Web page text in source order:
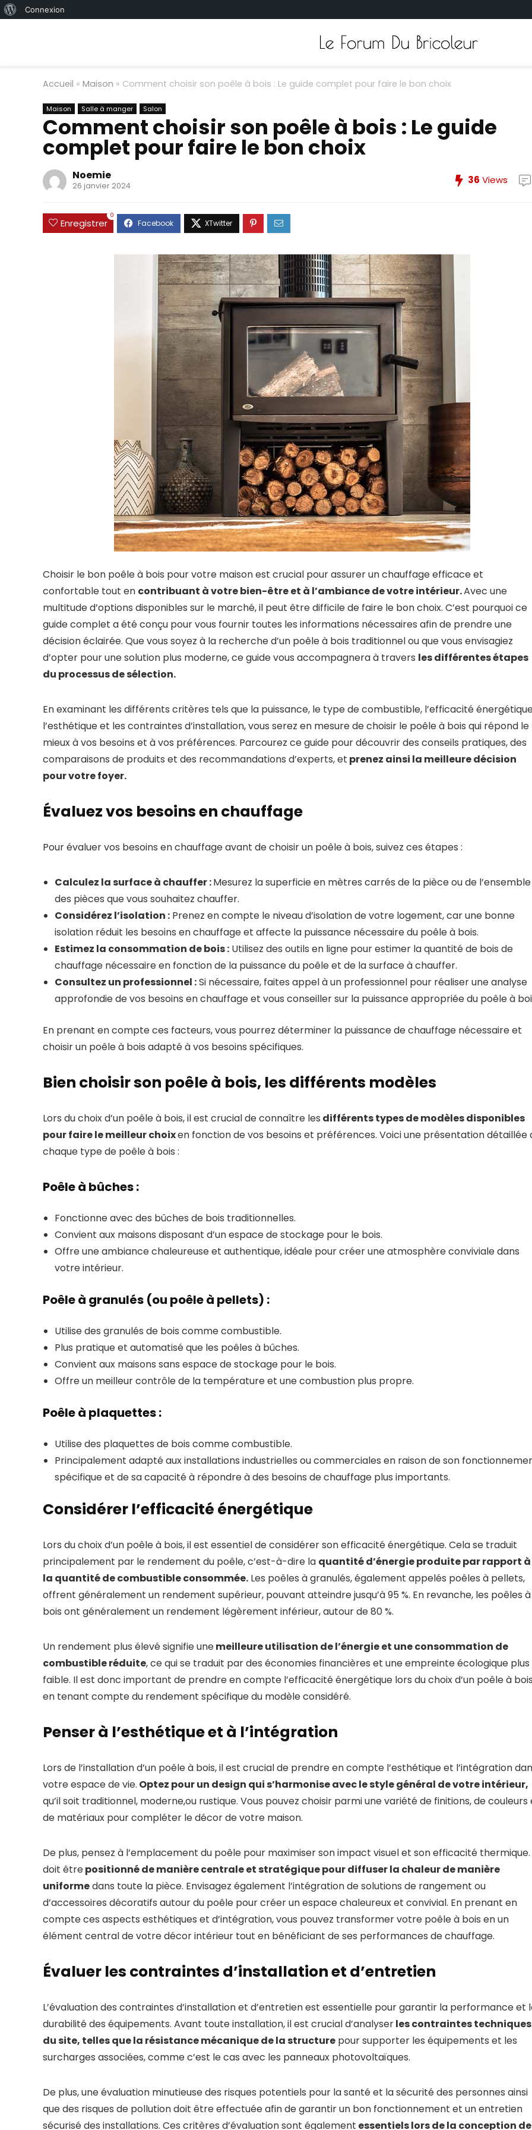
Connexion
Accueil » Maison » Comment choisir son poêle à bois : Le guide complet pour faire le bon choix
Maison Salle à manger Salon
Comment choisir son poêle à bois : Le guide
complet pour faire le bon choix
Noemie
26 janvier 2024 36 Views
Enregistrer
0
Choisir le bon poêle à bois pour votre maison est crucial pour assurer un chauffage efficace et
confortable tout en contribuant à votre bien-être et à l’ambiance de votre intérieur.Avec une
multitude d’options disponibles sur le marché, il peut être difficile de faire le bon choix. C’est pourquoi ce
guide complet a été conçu pour vous fournir toutes les informations nécessaires afin de prendre une
décision éclairée. Que vous soyez à la recherche d’un poêle à bois traditionnel ou que vous envisagiez
d’opter pour une solution plus moderne, ce guide vous accompagnera à travers les différentes étapes
du processus de sélection.
En examinant les différents critères tels que la puissance, le type de combustible, l’efficacité
l’esthétique et les contraintes d’installation, vous serez en mesure de choisir le poêle à bois qui répond le
mieux à vos besoins et à vos préférences. Parcourez ce guide pour découvrir des conseils pratiques, des
comparaisons de produits et des recommandations d’experts, et prenez ainsi la meilleure décision
pour votre foyer.
Évaluez vos besoins en chauffage
Pour évaluer vos besoins en chauffage avant de choisir un poêle à bois, suivez ces étapes :
Calculez la surface à chauffer :Mesurez la superficie en mètres carrés de la pièce ou de l’ensemble
des pièces que vous souhaitez chauffer.
Considérez l’isolation : Prenez en compte le niveau d’isolation de votre logement, car une bonne
isolation réduit les besoins en chauffage et affecte la puissance nécessaire du poêle à bois.
Estimez la consommation de bois : Utilisez des outils en ligne pour estimer la quantité de bois de
chauffage nécessaire en fonction de la puissance du poêle et de la surface à chauffer.
Consultez un professionnel :Si nécessaire, faites appel à un professionnel pour réaliser une analyse
approfondie de vos besoins en chauffage et vous conseiller sur la puissance appropriée du poêle à
En prenant en compte ces facteurs, vous pourrez déterminer la puissance de chauffage nécessaire et
choisir un poêle à bois adapté à vos besoins spécifiques.
Bien choisir son poêle à bois, les différents modèles
Lors du choix d’un poêle à bois, il est crucial de connaître les différents types de modèles disponibles
pour faire le meilleur choixen fonction de vos besoins et préférences. Voici une présentation détaillée
chaque type de poêle à bois :
Poêle à bûches :
Fonctionne avec des bûches de bois traditionnelles.
Convient aux maisons disposant d’un espace de stockage pour le bois.
Offre une ambiance chaleureuse et authentique, idéale pour créer une atmosphère conviviale dans
votre intérieur.
Poêle à granulés (ou poêle à pellets) :
Utilise des granulés de bois comme combustible.
Plus pratique et automatisé que les poêles à bûches.
Convient aux maisons sans espace de stockage pour le bois.
Offre un meilleur contrôle de la température et une combustion plus propre.
Poêle à plaquettes :
Utilise des plaquettes de bois comme combustible.
Principalement adapté aux installations industrielles ou commerciales en raison de son
spécifique et de sa capacité à répondre à des besoins de chauffage plus importants.
Considérer l’efficacité énergétique
Lors du choix d’un poêle à bois, il est essentiel de considérer son efficacité énergétique. Cela se traduit
principalement par le rendement du poêle, c’est-à-dire la quantité d’énergie produite par rapport à
la quantité de combustible consommée. Les poêles à granulés, également appelés poêles à pellets,
offrent généralement un rendement supérieur, pouvant atteindre jusqu’à 95 %. En revanche, les poêles à
bois ont généralement un rendement légèrement inférieur, autour de 80 %.
Un rendement plus élevé signifie unemeilleure utilisation de l’énergie et une consommation de
combustible réduite, ce qui se traduit par des économies financières et une empreinte écologique plus
faible. Il est donc important de prendre en compte l’efficacité énergétique lors du choix d’un poêle à
en tenant compte du rendement spécifique du modèle considéré.
Penser à l’esthétique et à l’intégration
Lors de l’installation d’un poêle à bois, il est crucial de prendre en compte l’esthétique et l’intégration
votre espace de vie. Optez pour un design qui s’harmonise avec le style général de votre intérieur,
qu’il soit traditionnel, moderne,ou rustique. Vous pouvez choisir parmi une variété de finitions, de couleurs
de matériaux pour compléter le décor de votre maison.
De plus, pensez à l’emplacement du poêle pour maximiser son impact visuel et son efficacité thermique.
doit êtrepositionné de manière centrale et stratégique pour diffuser la chaleur de manière
uniformedans toute la pièce. Envisagez également l’intégration de solutions de rangement ou
d’accessoires décoratifs autour du poêle pour créer un espace chaleureux et convivial. En prenant en
compte ces aspects esthétiques et d’intégration, vous pouvez transformer votre poêle à bois en un
élément central de votre décor intérieur tout en bénéficiant de ses performances de chauffage.
Évaluer les contraintes d’installation et d’entretien
L’évaluation des contraintes d’installation et d’entretien est essentielle pour garantir la performance et
durabilité des équipements. Avant toute installation, il est crucial d’analyserles contraintes techniques
du site, telles que la résistance mécanique de la structure pour supporter les équipements et les
surcharges associées, comme c’est le cas avec les panneaux photovoltaïques.
De plus, une évaluation minutieuse des risques potentiels pour la santé et la sécurité des personnes ainsi
que des risques de pollution doit être effectuée afin de garantir un bon fonctionnement et un entretien
sécurisé des installations. Ces critères d’évaluation sont également essentiels lors de la conception de